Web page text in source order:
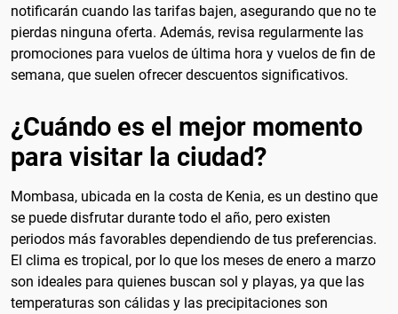
notificarán cuando las tarifas bajen, asegurando que no te
pierdas ninguna oferta. Además, revisa regularmente las
promociones para vuelos de última hora y vuelos de fin de
semana, que suelen ofrecer descuentos significativos.
¿Cuándo es el mejor momento
para visitar la ciudad?
Mombasa, ubicada en la costa de Kenia, es un destino que
se puede disfrutar durante todo el año, pero existen
periodos más favorables dependiendo de tus preferencias.
El clima es tropical, por lo que los meses de enero a marzo
son ideales para quienes buscan sol y playas, ya que las
temperaturas son cálidas y las precipitaciones son